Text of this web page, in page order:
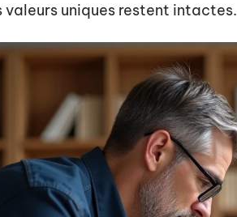
uniques restent intactes.